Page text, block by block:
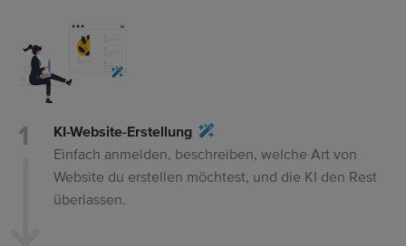
KI-Website-Erstellung
Einfach anmelden, beschreiben, welche Art von
Website du erstellen möchtest, und die KI den Rest
überlassen.